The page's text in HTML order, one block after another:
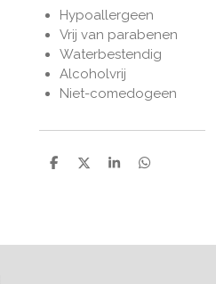
Hypoallergeen
Vrij van parabenen
Waterbestendig
Alcoholvrij
Niet-comedogeen
D
D
S
D